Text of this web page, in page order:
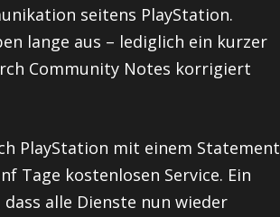
seitens PlayStation.
lange aus – lediglich ein kurzer
Community Notes korrigiert
PlayStation mit einem Statement
Tage kostenlosen Service. Ein
dass alle Dienste nun wieder